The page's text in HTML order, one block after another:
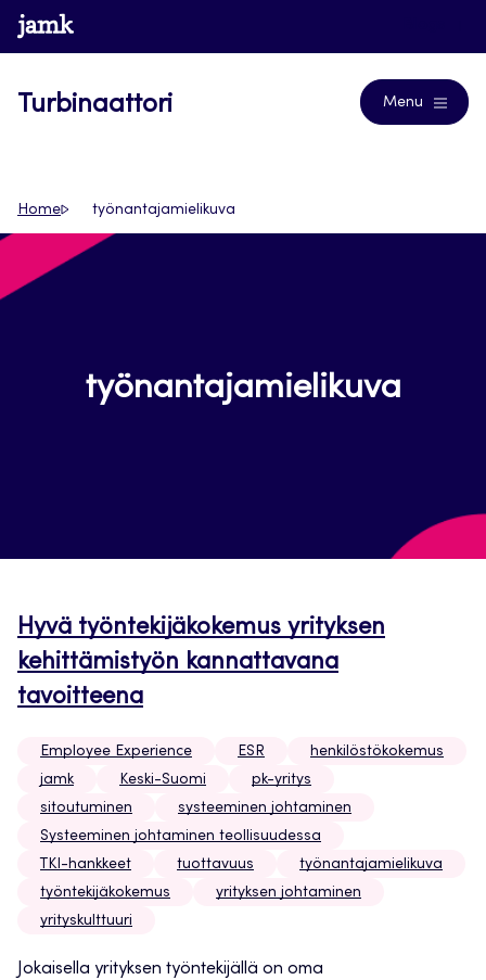
Siirry
suoraan
www.jamk.fi
Turbinaattori Menu
Home työnantajamielikuva
työnantajamielikuva
Hyvä työntekijäkokemus yrityksen
kehittämistyön kannattavana
tavoitteena
Employee Experience ESR
henkilöstökokemus
jamk
Keski-Suomi
pk-yritys
sitoutuminen
systeeminen johtaminen
Systeeminen johtaminen teollisuudessa
TKI-hankkeet
tuottavuus
työnantajamielikuva
työntekijäkokemus
yrityksen johtaminen
yrityskulttuuri
Jokaisella yrityksen työntekijällä on oma